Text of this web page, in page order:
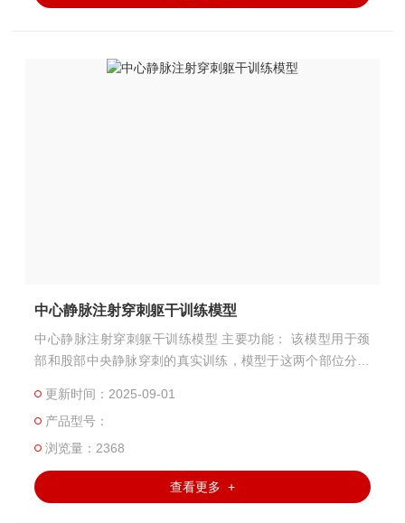
中心静脉注射穿刺躯干训练模型
中心静脉注射穿刺躯干训练模型 主要功能： 该模型用于颈
部和股部中央静脉穿刺的真实训练，模型于这两个部位分别
更新时间：2025-09-01
产品型号：
浏览量：2368
查看更多 +